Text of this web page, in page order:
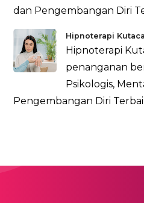
dan Pengembangan Diri
Hipnoterapi
Hipnoterapi
penanganan
Psikologis,
Pengembangan Diri